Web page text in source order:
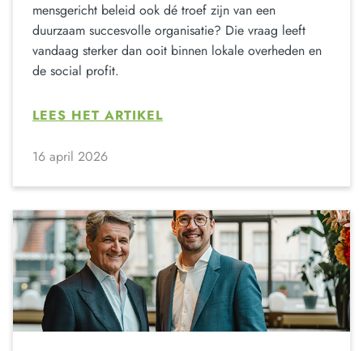
mensgericht beleid ook dé troef zijn van een
duurzaam succesvolle organisatie? Die vraag leeft
vandaag sterker dan ooit binnen lokale overheden en
de social profit.
LEES HET ARTIKEL
16 april 2026